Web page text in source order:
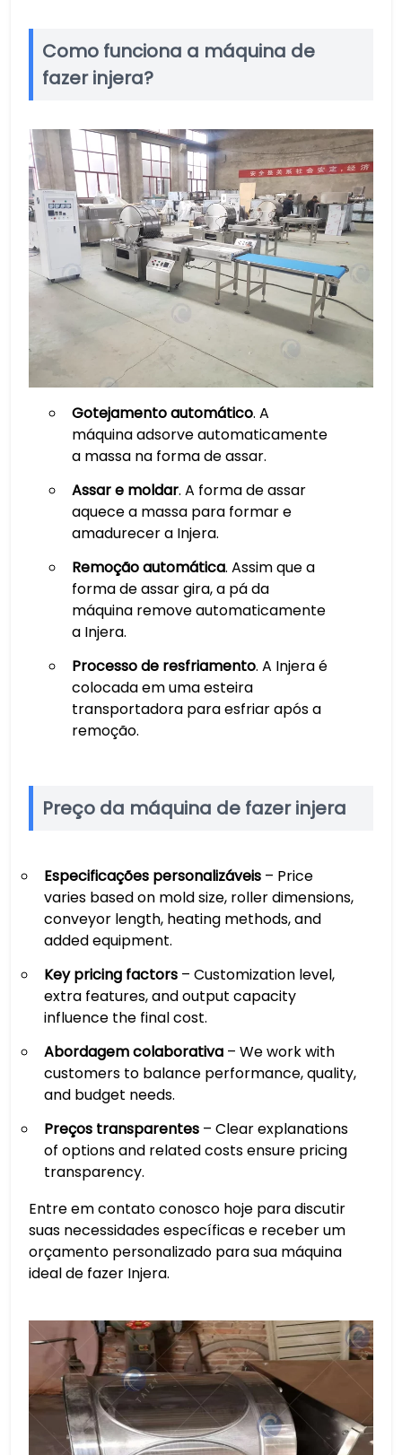
Como funciona a máquina de
fazer injera?
Gotejamento automático. A
máquina adsorve automaticamente
a massa na forma de assar.
Assar e moldar. A forma de assar
aquece a massa para formar e
amadurecer a Injera.
Remoção automática. Assim que a
forma de assar gira, a pá da
máquina remove automaticamente
a Injera.
Processo de resfriamento. A Injera é
colocada em uma esteira
transportadora para esfriar após a
remoção.
Preço da máquina de fazer injera
Especificações personalizáveis – Price
varies based on mold size, roller dimensions,
conveyor length, heating methods, and
added equipment.
Key pricing factors – Customization level,
extra features, and output capacity
influence the final cost.
Abordagem colaborativa – We work with
customers to balance performance, quality,
and budget needs.
Preços transparentes – Clear explanations
of options and related costs ensure pricing
transparency.
Entre em contato conosco hoje para discutir
suas necessidades específicas e receber um
orçamento personalizado para sua máquina
ideal de fazer Injera.